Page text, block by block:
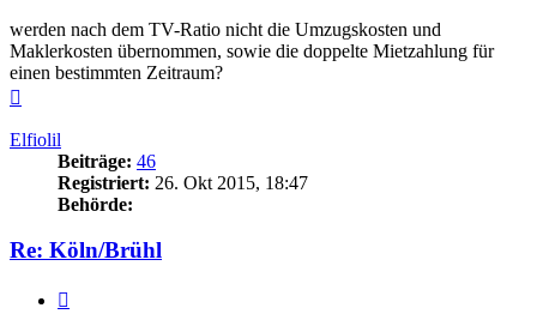
werden nach dem TV-Ratio nicht die Umzugskosten und
Maklerkosten übernommen, sowie die doppelte Mietzahlung für
einen bestimmten Zeitraum?
Elfiolil
Beiträge: 46
Registriert: 26. Okt 2015, 18:47
Behörde:
Re: Köln/Brühl